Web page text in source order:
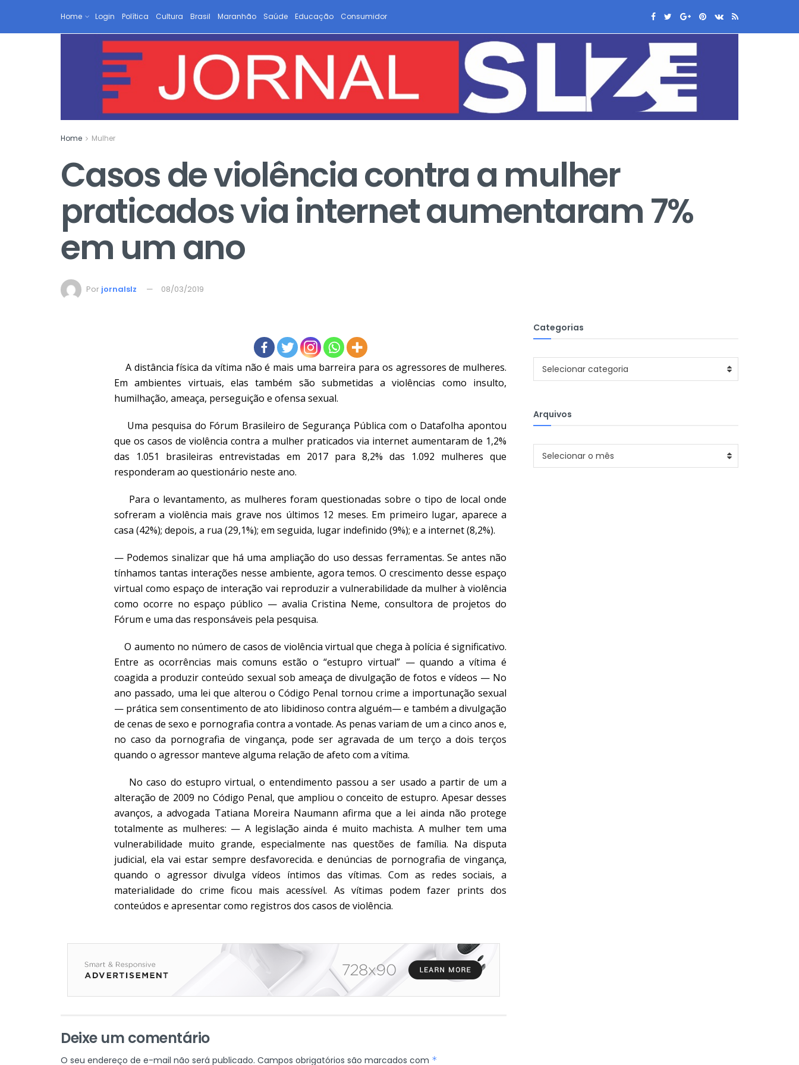
Home Login Política Cultura Brasil Maranhão Saúde Educação Consumidor
Home Mulher
Casos de violência contra a mulher
praticados via internet aumentaram 7%
em um ano
Por jornalslz 08/03/2019
A distância física da vítima não é mais uma barreira para os agressores de mulheres.
Em ambientes virtuais, elas também são submetidas a violências como insulto,
humilhação, ameaça, perseguição e ofensa sexual.
Uma pesquisa do Fórum Brasileiro de Segurança Pública com o Datafolha apontou
que os casos de violência contra a mulher praticados via internet aumentaram de 1,2%
das 1.051 brasileiras entrevistadas em 2017 para 8,2% das 1.092 mulheres que
responderam ao questionário neste ano.
Para o levantamento, as mulheres foram questionadas sobre o tipo de local onde
sofreram a violência mais grave nos últimos 12 meses. Em primeiro lugar, aparece a
casa (42%); depois, a rua (29,1%); em seguida, lugar indefinido (9%); e a internet (8,2%).
— Podemos sinalizar que há uma ampliação do uso dessas ferramentas. Se antes não
tínhamos tantas interações nesse ambiente, agora temos. O crescimento desse espaço
virtual como espaço de interação vai reproduzir a vulnerabilidade da mulher à violência
como ocorre no espaço público — avalia Cristina Neme, consultora de projetos do
Fórum e uma das responsáveis pela pesquisa.
O aumento no número de casos de violência virtual que chega à polícia é significativo.
Entre as ocorrências mais comuns estão o “estupro virtual” — quando a vítima é
coagida a produzir conteúdo sexual sob ameaça de divulgação de fotos e vídeos — No
ano passado, uma lei que alterou o Código Penal tornou crime a importunação sexual
— prática sem consentimento de ato libidinoso contra alguém— e também a divulgação
de cenas de sexo e pornografia contra a vontade. As penas variam de um a cinco anos e,
no caso da pornografia de vingança, pode ser agravada de um terço a dois terços
quando o agressor manteve alguma relação de afeto com a vítima.
No caso do estupro virtual, o entendimento passou a ser usado a partir de um a
alteração de 2009 no Código Penal, que ampliou o conceito de estupro. Apesar desses
avanços, a advogada Tatiana Moreira Naumann afirma que a lei ainda não protege
totalmente as mulheres: — A legislação ainda é muito machista. A mulher tem uma
vulnerabilidade muito grande, especialmente nas questões de família. Na disputa
judicial, ela vai estar sempre desfavorecida. e denúncias de pornografia de vingança,
quando o agressor divulga vídeos íntimos das vítimas. Com as redes sociais, a
materialidade do crime ficou mais acessível. As vítimas podem fazer prints dos
conteúdos e apresentar como registros dos casos de violência.
Deixe um comentário
O seu endereço de e-mail não será publicado. Campos obrigatórios são marcados com *
Categorias
Categorias
Selecionar categoria
Arquivos
Arquivos
Selecionar o mês